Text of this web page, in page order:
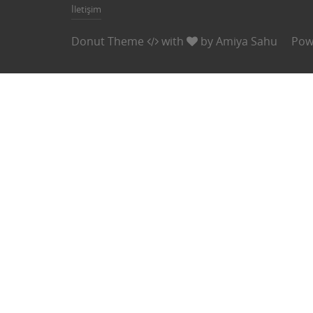
İletişim
Donut Theme with byAmiya Sahu